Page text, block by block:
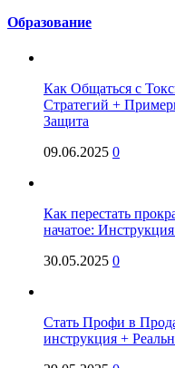
Образование
Как Общаться с
Стратегий +
Защита
09.06.2025 0
Как перестать
начатое: Инструкция
30.05.2025 0
Стать Профи в
инструкция +